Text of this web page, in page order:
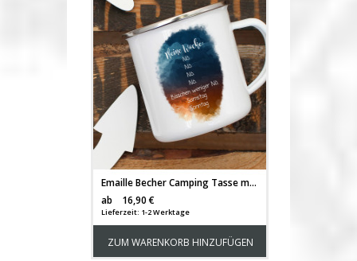
Emaille Becher Camping Tasse mit Spruch Meine Woche nö Kaffeetasse Geschenk Spruchbecher eb319
ab
16,90 €
Lieferzeit: 1-2 Werktage
ZUM WARENKORB HINZUFÜGEN